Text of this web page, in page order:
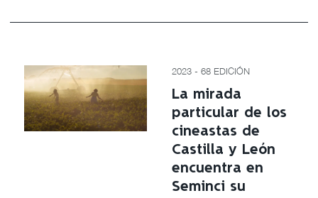
2023 - 68 EDICIÓN
La mirada
particular de los
cineastas de
Castilla y León
encuentra en
Seminci su